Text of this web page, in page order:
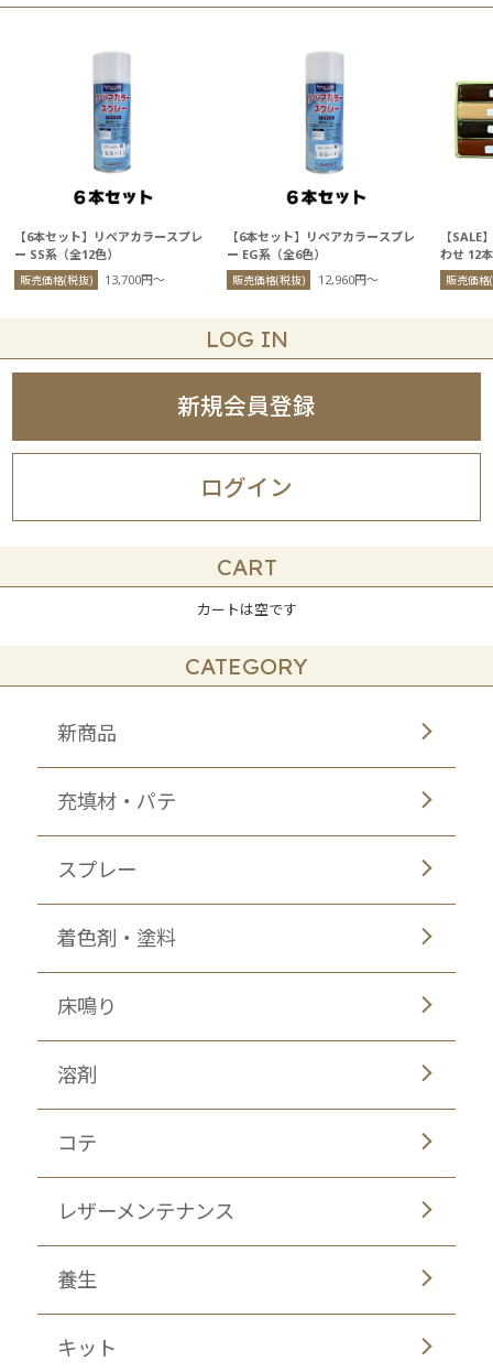
【6本セット】リペアカラースプレ
ー SS系（全12色）
販売価格(税抜) 13,700円〜
【6本セット】リペアカラースプレ
ー EG系（全6色）
販売価格(税抜) 12,960円〜
【SALE
わせ 12
販売価格
LOG IN
ログイン
新規会員登録
CART
カートは空です
CATEGORY
新商品
充填材・パテ
スプレー
着色剤・塗料
床鳴り
溶剤
コテ
レザーメンテナンス
養生
キット